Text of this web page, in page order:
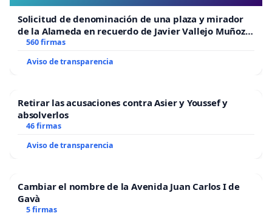
Solicitud de denominación de una plaza y mirador
de la Alameda en recuerdo de Javier Vallejo Muñoz
“Mazinger”
560 firmas
Aviso de transparencia
Retirar las acusaciones contra Asier y Youssef y
absolverlos
46 firmas
Aviso de transparencia
Cambiar el nombre de la Avenida Juan Carlos I de
Gavà
5 firmas